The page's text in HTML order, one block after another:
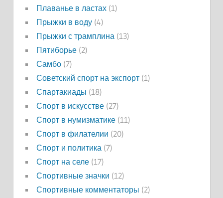
Плаванье в ластах(1)
Прыжки в воду(4)
Прыжки с трамплина(13)
Пятиборье(2)
Самбо(7)
Советский спорт на экспорт(1)
Спартакиады (18)
Спорт в искусстве(27)
Спорт в нумизматике(11)
Спорт в филателии (20)
Спорт и политика(7)
Спорт на селе(17)
Спортивные значки (12)
Спортивные комментаторы (2)